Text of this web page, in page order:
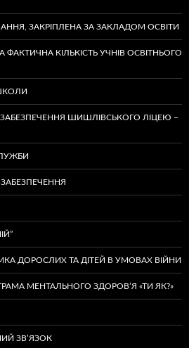
ЗАКРІПЛЕНА ЗА ЗАКЛАДОМ ОСВІТИ
ФАКТИЧНА КІЛЬКІСТЬ УЧНІВ ОСВІТНЬОГО
ЗАБЕЗПЕЧЕННЯ ШИШЛІВСЬКОГО ЛІЦЕЮ –
ДОРОСЛИХ ТА ДІТЕЙ В УМОВАХ ВІЙНИ
МЕНТАЛЬНОГО ЗДОРОВ’Я «ТИ ЯК?»
ЗВ’ЯЗОК